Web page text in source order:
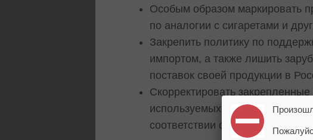
Особым образом маркировать
по аналогии с сигаретами и
Закрепить политику по
импортом, а также лишить
поставок своей продукции в
Скорректировать
используемых в критической
соответствии с требованиями